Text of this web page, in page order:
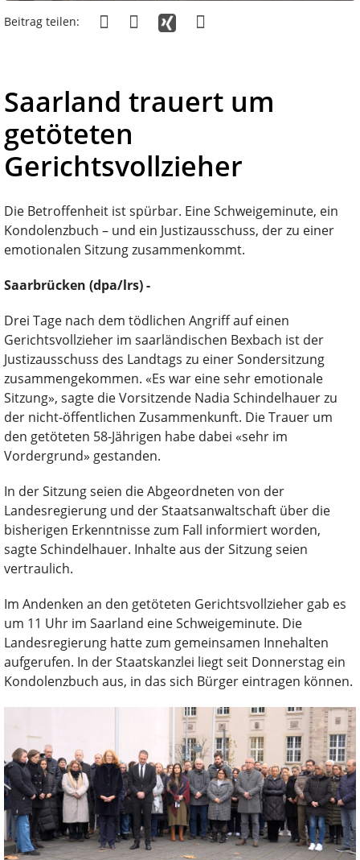
Beitrag teilen:
Saarland trauert um
getöteten
Gerichtsvollzieher
Die Betroffenheit ist spürbar. Eine Schweigeminute, ein
Kondolenzbuch – und ein Justizausschuss, der zu einer
emotionalen Sitzung zusammenkommt.
Saarbrücken (dpa/lrs) -
Drei Tage nach dem tödlichen Angriff auf einen
Gerichtsvollzieher im saarländischen Bexbach ist der
Justizausschuss des Landtags zu einer Sondersitzung
zusammengekommen. «Es war eine sehr emotionale
Sitzung», sagte die Vorsitzende Nadia Schindelhauer zu
der nicht-öffentlichen Zusammenkunft. Die Trauer um
den getöteten 58-Jährigen habe dabei «sehr im
Vordergrund» gestanden.
In der Sitzung seien die Abgeordneten von der
Landesregierung und der Staatsanwaltschaft über die
bisherigen Erkenntnisse zum Fall informiert worden,
sagte Schindelhauer. Inhalte aus der Sitzung seien
vertraulich.
Im Andenken an den getöteten Gerichtsvollzieher gab es
um 11 Uhr im Saarland eine Schweigeminute. Die
Landesregierung hatte zum gemeinsamen Innehalten
aufgerufen. In der Staatskanzlei liegt seit Donnerstag ein
Kondolenzbuch aus, in das sich Bürger eintragen können.